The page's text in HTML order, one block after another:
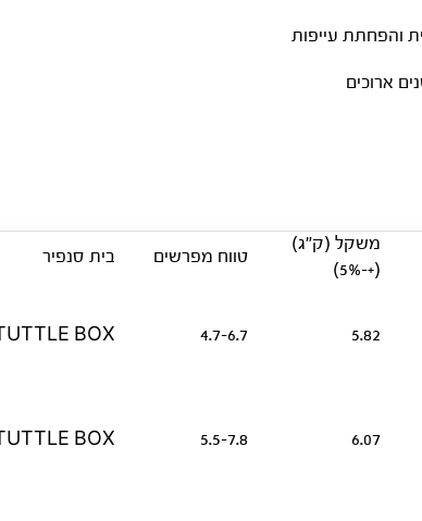
והפחתת עייפות
ארוכים
משקל (ק״ג)
(+-5%)
טווח מפרשים בית סנפיר
5.82
4.7-6.7
TUTTLE BOX
6.07
5.5-7.8
TUTTLE BOX